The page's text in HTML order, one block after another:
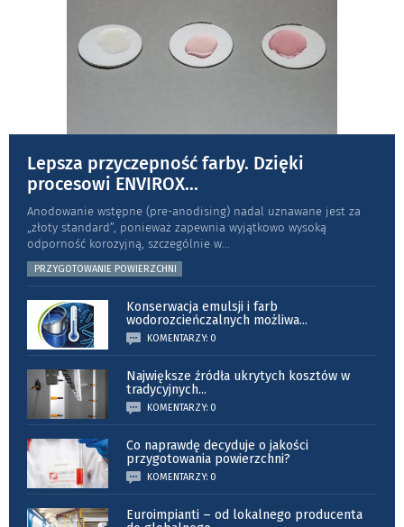
Lepsza przyczepność farby. Dzięki
procesowi ENVIROX...
Anodowanie wstępne (pre-anodising) nadal uznawane jest za
„złoty standard”, ponieważ zapewnia wyjątkowo wysoką
odporność koro­zyjną, szczególnie w...
PRZYGOTOWANIE POWIERZCHNI
Konserwacja emulsji i farb
wodorozcieńczalnych możliwa...
KOMENTARZY: 0
Największe źródła ukrytych kosztów w
tradycyjnych...
KOMENTARZY: 0
Co naprawdę decyduje o jakości
przygotowania powierzchni?
KOMENTARZY: 0
Euroimpianti – od lokalnego producenta